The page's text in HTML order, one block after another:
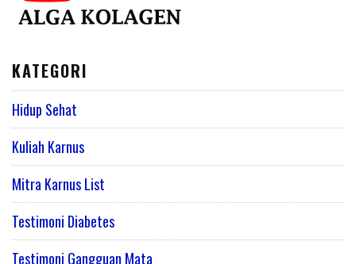
KATEGORI
Hidup Sehat
Kuliah Karnus
Mitra Karnus List
Testimoni Diabetes
Testimoni Gangguan Mata